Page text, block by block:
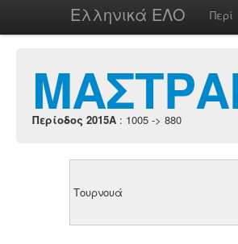
Ελληνικά ΕΛΟ Περί
Περίοδος 2015A : 1005 -> 880
Τουρνουά